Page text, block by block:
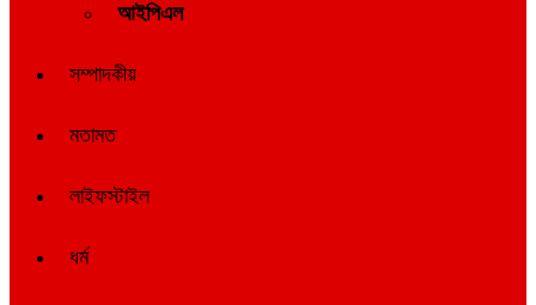
আইপিএল
সম্পাদকীয়
মতামত
লাইফস্টাইল
ধর্ম